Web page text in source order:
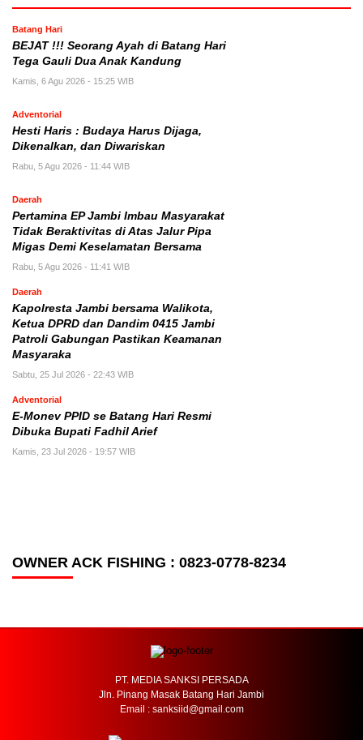
Batang Hari
BEJAT !!! Seorang Ayah di Batang Hari
Tega Gauli Dua Anak Kandung
Kamis, 6 Agu 2026 - 15:25 WIB
Adventorial
Hesti Haris : Budaya Harus Dijaga,
Dikenalkan, dan Diwariskan
Rabu, 5 Agu 2026 - 11:44 WIB
Daerah
Pertamina EP Jambi Imbau Masyarakat
Tidak Beraktivitas di Atas Jalur Pipa
Migas Demi Keselamatan Bersama
Rabu, 5 Agu 2026 - 11:41 WIB
Daerah
Kapolresta Jambi bersama Walikota,
Ketua DPRD dan Dandim 0415 Jambi
Patroli Gabungan Pastikan Keamanan
Masyaraka
Sabtu, 25 Jul 2026 - 22:43 WIB
Adventorial
E-Monev PPID se Batang Hari Resmi
Dibuka Bupati Fadhil Arief
Kamis, 23 Jul 2026 - 19:57 WIB
OWNER ACK FISHING : 0823-0778-8234
PT. MEDIA SANKSI PERSADA
Jln. Pinang Masak Batang Hari Jambi
Email : sanksiid@gmail.com